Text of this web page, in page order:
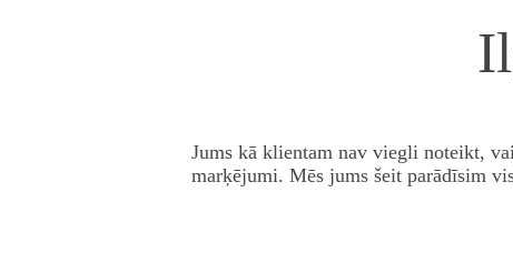
Jums kā klientam nav viegli noteikt,
marķējumi. Mēs jums šeit parādīsim